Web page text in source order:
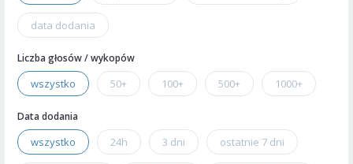
data dodania
Liczba głosów / wykopów
wszystko 50+ 100+ 500+ 1000+
Data dodania
wszystko 24h 3 dni ostatnie 7 dni